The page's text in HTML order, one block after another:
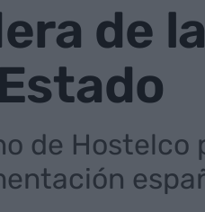
de la
de Hostelco